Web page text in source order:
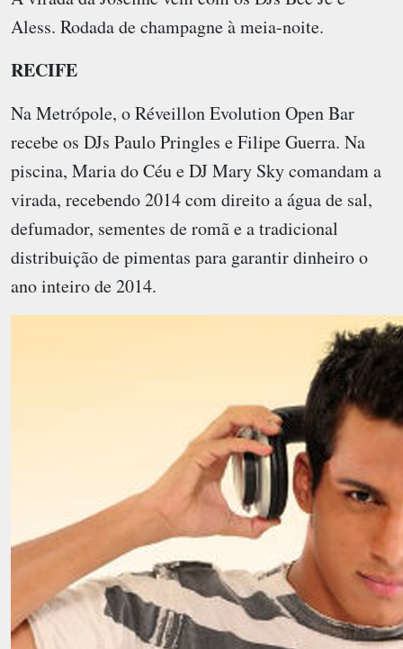
Aless. Rodada de champagne à meia-noite.
RECIFE
NaMetrópole, o Réveillon Evolution Open Bar
recebe os DJs Paulo Pringles e Filipe Guerra. Na
piscina, Maria do Céu e DJ Mary Sky comandam a
virada, recebendo 2014 com direito a água de sal,
defumador, sementes de romã e a tradicional
distribuição de pimentas para garantir dinheiro o
ano inteiro de 2014.